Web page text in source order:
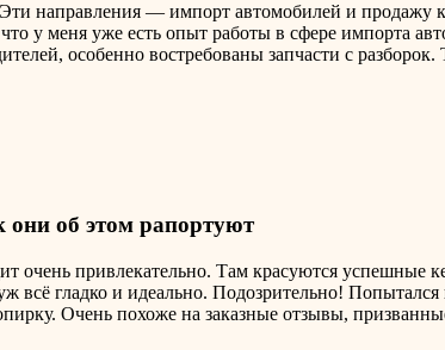
направления — импорт автомобилей и продажу
у меня уже есть опыт работы в сфере импорта
особенно востребованы запчасти с разборок.
они об этом рапортуют
очень привлекательно. Там красуются
всё гладко и идеально. Подозрительно!
Очень похоже на заказные отзывы,